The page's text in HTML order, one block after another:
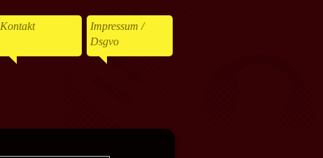
Kontakt
Impressum /
Dsgvo